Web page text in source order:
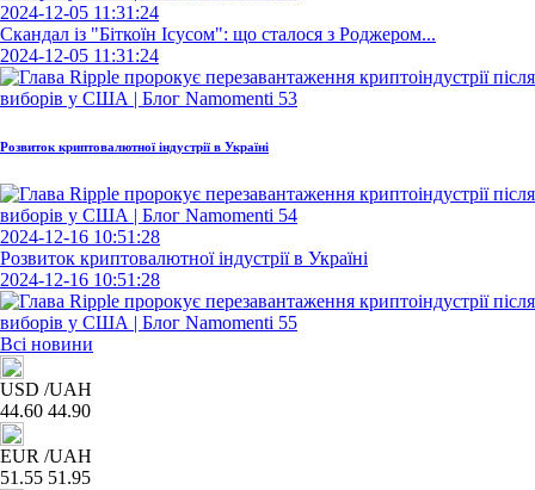
2024-12-05 11:31:24
Скандал із "Біткоїн Ісусом": що сталося з Роджером...
2024-12-05 11:31:24
Розвиток криптовалютної індустрії в Україні
2024-12-16 10:51:28
Розвиток криптовалютної індустрії в Україні
2024-12-16 10:51:28
Всі новини
USD /UAH
44.60 44.90
EUR /UAH
51.55 51.95